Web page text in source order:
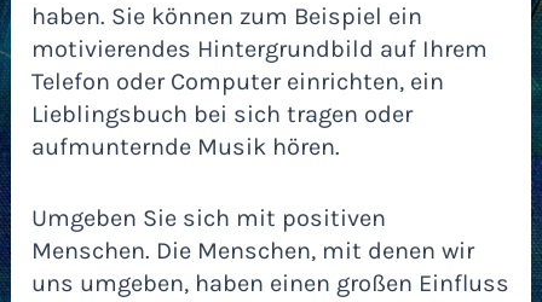
haben. Sie können zum Beispiel ein
motivierendes Hintergrundbild auf Ihrem
Telefon oder Computer einrichten, ein
Lieblingsbuch bei sich tragen oder
aufmunternde Musik hören.
Umgeben Sie sich mit positiven
Menschen. Die Menschen, mit denen wir
uns umgeben, haben einen großen Einfluss